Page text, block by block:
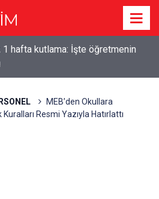
1 hafta kutlama: İşte öğretmenin
MEB’den Okullara
Resmi Yazıyla Hatırlattı